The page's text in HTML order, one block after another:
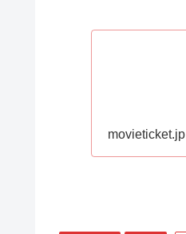
movieticket.jp